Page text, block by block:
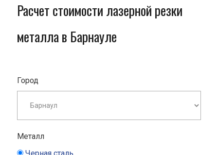
Расчет стоимости лазерной резки
металла в Барнауле
Город
Металл